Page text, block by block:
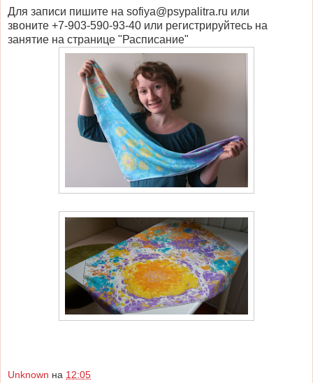
Для записи пишите на sofiya@psypalitra.ru или
звоните +7-903-590-93-40 или регистрируйтесь на
занятие на странице "Расписание"
Unknown на 12:05